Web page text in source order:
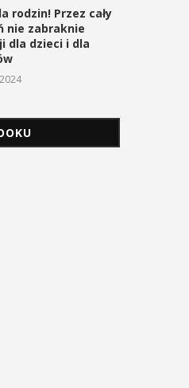
rodzin! Przez cały
nie zabraknie
dla dzieci i dla